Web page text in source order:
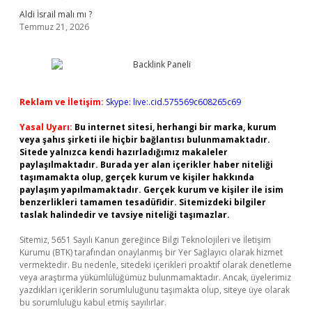
Aldi İsrail malı mı ?
Temmuz 21, 2026
Reklam ve İletişim: Skype: live:.cid.575569c608265c69
Yasal Uyarı: Bu internet sitesi, herhangi bir marka, kurum
veya şahıs şirketi ile hiçbir bağlantısı bulunmamaktadır.
Sitede yalnızca kendi hazırladığımız makaleler
paylaşılmaktadır. Burada yer alan içerikler haber niteliği
taşımamakta olup, gerçek kurum ve kişiler hakkında
paylaşım yapılmamaktadır. Gerçek kurum ve kişiler ile isim
benzerlikleri tamamen tesadüfidir. Sitemizdeki bilgiler
taslak halindedir ve tavsiye niteliği taşımazlar.
Sitemiz, 5651 Sayılı Kanun gereğince Bilgi Teknolojileri ve İletişim
Kurumu (BTK) tarafından onaylanmış bir Yer Sağlayıcı olarak hizmet
vermektedir. Bu nedenle, sitedeki içerikleri proaktif olarak denetleme
veya araştırma yükümlülüğümüz bulunmamaktadır. Ancak, üyelerimiz
yazdıkları içeriklerin sorumluluğunu taşımakta olup, siteye üye olarak
bu sorumluluğu kabul etmiş sayılırlar.